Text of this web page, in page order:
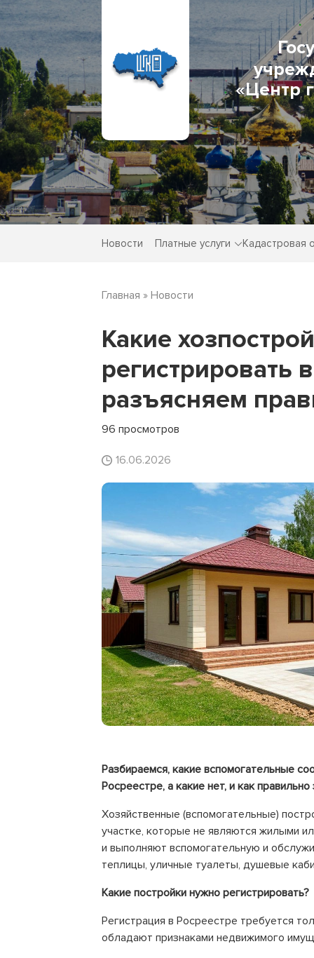
«Центр
Новости Платные услуги Кадастровая
Главная » Новости
Какие
регистрировать
разъясняем
96 просмотров
16.06.2026
Разбираемся, какие вспомогательные
Росреестре, а какие нет, и как
Хозяйственные (вспомогательные)
участке, которые не являются жилыми
и выполняют вспомогательную и
теплицы, уличные туалеты, душевые
Какие постройки нужно регистрировать?
Регистрация в Росреестре требуется
обладают признаками недвижимого